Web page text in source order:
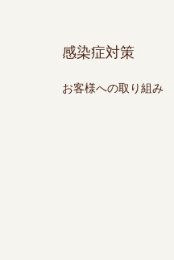
感染症対策
お客様への取り組み